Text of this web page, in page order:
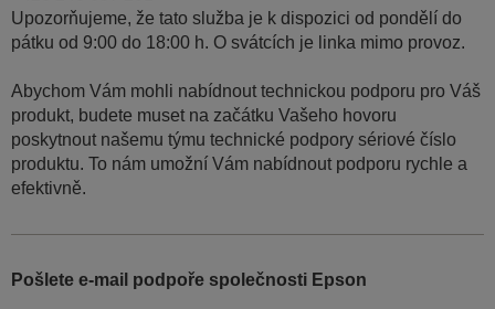
Upozorňujeme, že tato služba je k dispozici od pondělí do
pátku od 9:00 do 18:00 h. O svátcích je linka mimo provoz.
Abychom Vám mohli nabídnout technickou podporu pro Váš
produkt, budete muset na začátku Vašeho hovoru
poskytnout našemu týmu technické podpory sériové číslo
produktu. To nám umožní Vám nabídnout podporu rychle a
efektivně.
Pošlete e-mail podpoře společnosti Epson